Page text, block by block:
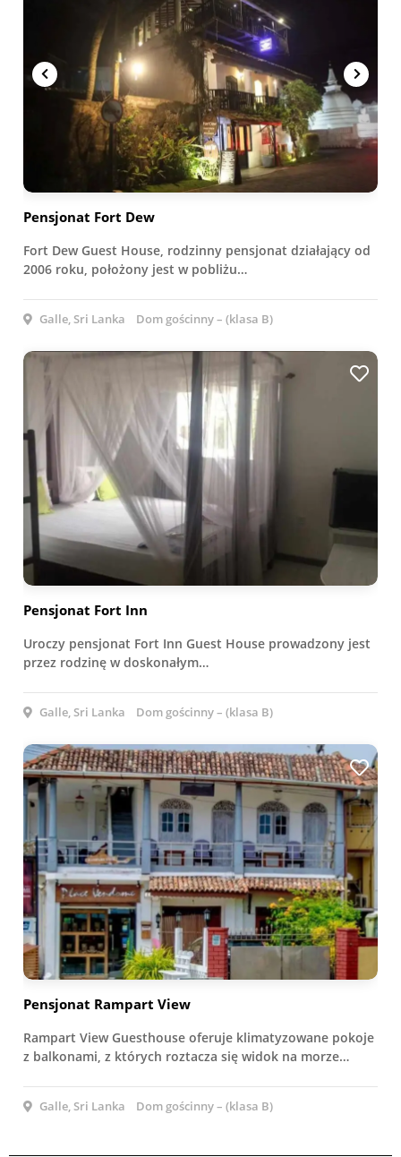
Pensjonat Fort Dew
Fort Dew Guest House, rodzinny pensjonat działający od
2006 roku, położony jest w pobliżu…
Galle, Sri Lanka Dom gościnny – (klasa B)
Pensjonat Fort Inn
Uroczy pensjonat Fort Inn Guest House prowadzony jest
przez rodzinę w doskonałym…
Galle, Sri Lanka Dom gościnny – (klasa B)
Pensjonat Rampart View
Rampart View Guesthouse oferuje klimatyzowane pokoje
z balkonami, z których roztacza się widok na morze…
Galle, Sri Lanka Dom gościnny – (klasa B)